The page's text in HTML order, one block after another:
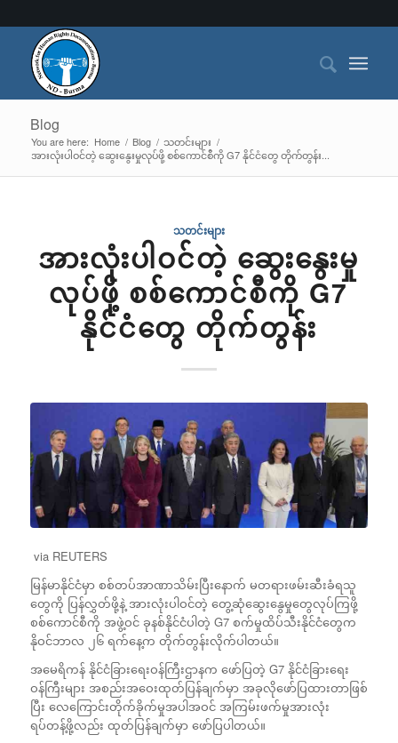
Blog
You are here: Home / Blog / သတင်းများ /
အားလုံးပါဝင်တဲ့ ဆွေးနွေးမှုလုပ်ဖို့ စစ်ကောင်စီကို G7 နိုင်ငံတွေ တိုက်တွန်း...
သတင်းများ
အားလုံးပါဝင်တဲ့ ဆွေးနွေးမှု
လုပ်ဖို့ စစ်ကောင်စီကို G7
နိုင်ငံတွေ တိုက်တွန်း
via REUTERS
မြန်မာနိုင်ငံမှာ စစ်တပ်အာဏာသိမ်းပြီးနောက် မတရားဖမ်းဆီးခံရသူ
တွေကို ပြန်လွှတ်ဖို့နဲ့ အားလုံးပါဝင်တဲ့ တွေ့ဆုံဆွေးနွေမှုတွေလုပ်ကြဖို့
စစ်ကောင်စီကို အဖွဲ့ဝင် ခုနစ်နိုင်ငံပါတဲ့ G7 စက်မှုထိပ်သီးနိုင်ငံတွေက
နိုဝင်ဘာလ ၂၆ ရက်နေ့က တိုက်တွန်းလိုက်ပါတယ်။
အမေရိကန် နိုင်ငံခြားရေးဝန်ကြီးဌာနက ဖော်ပြတဲ့ G7 နိုင်ငံခြားရေး
ဝန်ကြီးများ အစည်းအဝေးထုတ်ပြန်ချက်မှာ အခုလိုဖော်ပြထားတာဖြစ်
ပြီး လေကြောင်းတိုက်ခိုက်မှုအပါအဝင် အကြမ်းဖက်မှုအားလုံး
ရပ်တန့်ဖို့လည်း ထုတ်ပြန်ချက်မှာ ဖော်ပြပါတယ်။